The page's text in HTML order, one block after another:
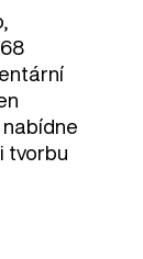
tvorbu